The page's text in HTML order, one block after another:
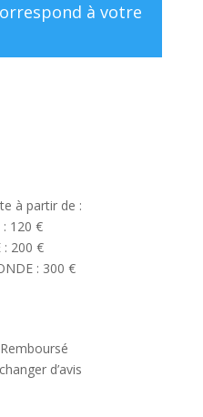
à votre
à partir de :
: 120 €
: 200 €
: 300 €
d’avis